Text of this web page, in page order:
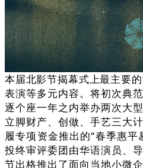
本届北影节揭幕式上最主要
表演等多元内容。将初次典
逐个座一年之内举办两次大
立脚财产、创做、手艺三大
履专项资金推出的“春季惠
投终审评委团由华语演员、
节出格推出了面向当地小微